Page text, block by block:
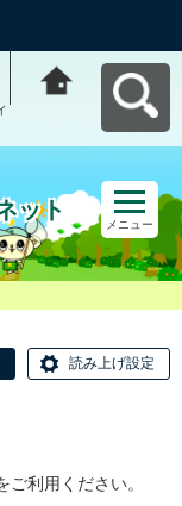
ット
メニュー
読み上げ設定
利用ください。